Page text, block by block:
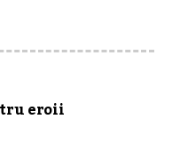
eroii